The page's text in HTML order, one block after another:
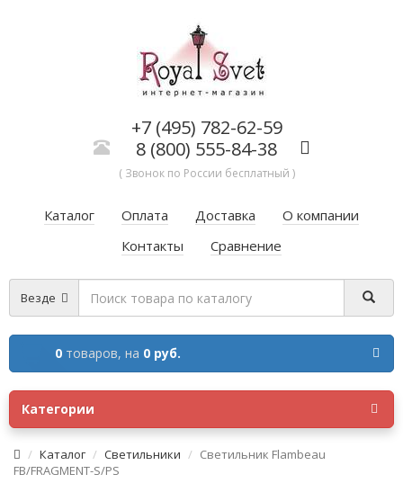
+7 (495) 782-62-59
8 (800) 555-84-38
( Звонок по России бесплатный )
Каталог Оплата Доставка
О компании
Контакты
Сравнение
Везде
0 товаров, на 0 руб.
Категории
Каталог Светильники
Светильник Flambeau
FB/FRAGMENT-S/PS